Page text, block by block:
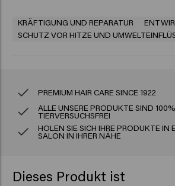
KRÄFTIGUNG UND REPARATUR
SCHUTZ VOR HITZE UND
PREMIUM HAIR CARE SINCE 1922
ALLE UNSERE PRODUKTE SIND 100%
TIERVERSUCHSFREI
HOLEN SIE SICH IHRE PRODUKTE IN
SALON IN IHRER NÄHE
Dieses Produkt ist